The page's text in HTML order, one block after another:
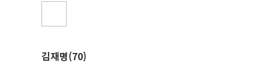
김재명(70)